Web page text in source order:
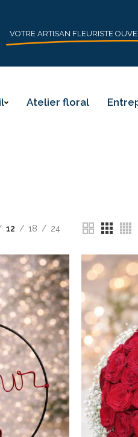
VOTRE ARTISAN FLEURISTE
Atelier floral
12 18 24